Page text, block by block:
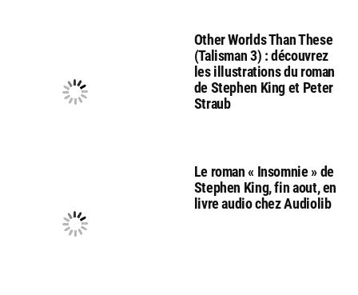
Other Worlds Than These
(Talisman 3) : découvrez
les illustrations du roman
de Stephen King et Peter
Straub
Le roman « Insomnie » de
Stephen King, fin aout, en
livre audio chez Audiolib